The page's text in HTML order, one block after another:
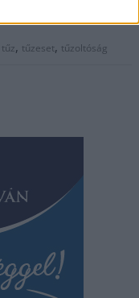
tűz, tűzeset, tűzoltóság